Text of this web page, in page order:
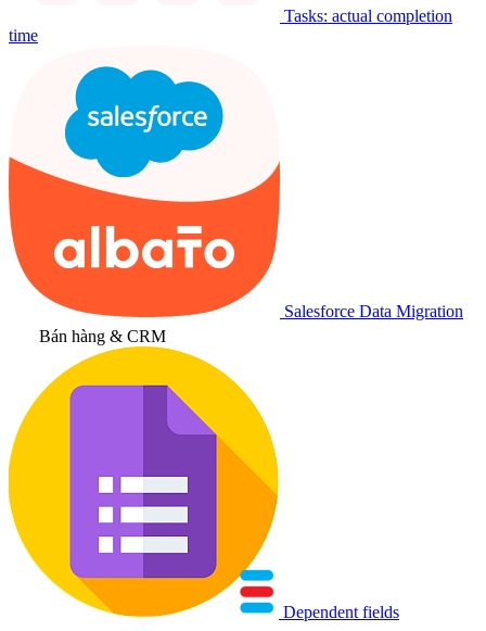
Tasks: actual completion
time
Salesforce Data Migration
Bán hàng & CRM
Dependent fields